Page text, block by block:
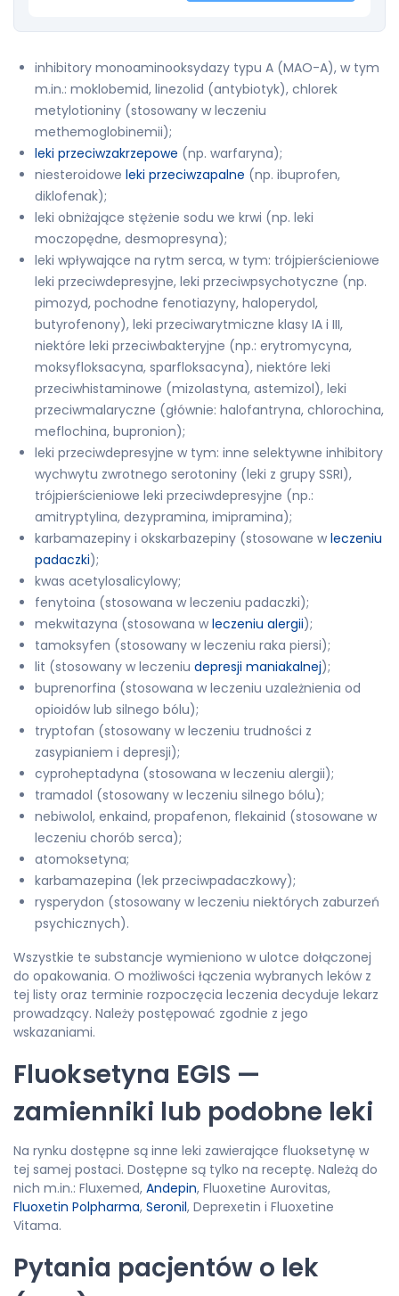
inhibitory monoaminooksydazy typu A (MAO-A), w tym
m.in.: moklobemid, linezolid (antybiotyk), chlorek
metylotioniny (stosowany w leczeniu
methemoglobinemii);
leki przeciwzakrzepowe (np. warfaryna);
niesteroidowe leki przeciwzapalne (np. ibuprofen,
diklofenak);
leki obniżające stężenie sodu we krwi (np. leki
moczopędne, desmopresyna);
leki wpływające na rytm serca, w tym: trójpierścieniowe
leki przeciwdepresyjne, leki przeciwpsychotyczne (np.
pimozyd, pochodne fenotiazyny, haloperydol,
butyrofenony), leki przeciwarytmiczne klasy IA i III,
niektóre leki przeciwbakteryjne (np.: erytromycyna,
moksyfloksacyna, sparfloksacyna), niektóre leki
przeciwhistaminowe (mizolastyna, astemizol), leki
przeciwmalaryczne (głównie: halofantryna, chlorochina,
meflochina, bupronion);
leki przeciwdepresyjne w tym: inne selektywne inhibitory
wychwytu zwrotnego serotoniny (leki z grupy SSRI),
trójpierścieniowe leki przeciwdepresyjne (np.:
amitryptylina, dezypramina, imipramina);
karbamazepiny i okskarbazepiny (stosowane w leczeniu
padaczki);
kwas acetylosalicylowy;
fenytoina (stosowana w leczeniu padaczki);
mekwitazyna (stosowana w leczeniu alergii);
tamoksyfen (stosowany w leczeniu raka piersi);
lit (stosowany w leczeniu depresji maniakalnej);
buprenorfina (stosowana w leczeniu uzależnienia od
opioidów lub silnego bólu);
tryptofan (stosowany w leczeniu trudności z
zasypianiem i depresji);
cyproheptadyna (stosowana w leczeniu alergii);
tramadol (stosowany w leczeniu silnego bólu);
nebiwolol, enkaind, propafenon, flekainid (stosowane w
leczeniu chorób serca);
atomoksetyna;
karbamazepina (lek przeciwpadaczkowy);
rysperydon (stosowany w leczeniu niektórych zaburzeń
psychicznych).
Wszystkie te substancje wymieniono w ulotce dołączonej
do opakowania. O możliwości łączenia wybranych leków z
tej listy oraz terminie rozpoczęcia leczenia decyduje lekarz
prowadzący. Należy postępować zgodnie z jego
wskazaniami.
Fluoksetyna EGIS —
zamienniki lub podobne leki
Na rynku dostępne są inne leki zawierające fluoksetynę w
tej samej postaci. Dostępne są tylko na receptę. Należą do
nich m.in.: Fluxemed, Andepin, Fluoxetine Aurovitas,
Fluoxetin Polpharma, Seronil, Deprexetin i Fluoxetine
Vitama.
Pytania pacjentów o lek